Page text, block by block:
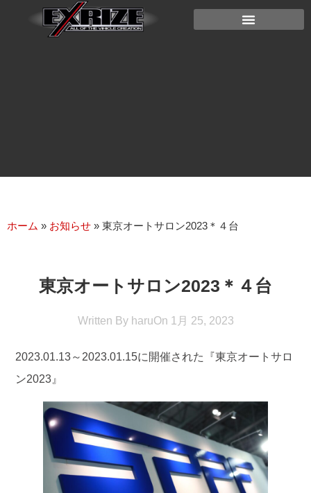
ホーム » お知らせ » 東京オートサロン2023＊４台
東京オートサロン2023＊４台
Written ByharuOn 1月 25, 2023
2023.01.13～2023.01.15に開催された『東京オートサロ
ン2023』